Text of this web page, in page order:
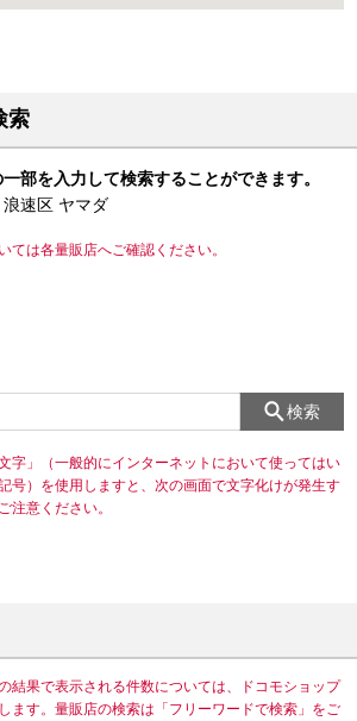
索
部を入力して検索することができます。
速区 ヤマダ
ては各量販店へご確認ください。
検索
字」（一般的にインターネットにおいて使ってはい
号）を使用しますと、次の画面で文字化けが発生す
注意ください。
結果で表示される件数については、ドコモショップ
ます。量販店の検索は「フリーワードで検索」をご